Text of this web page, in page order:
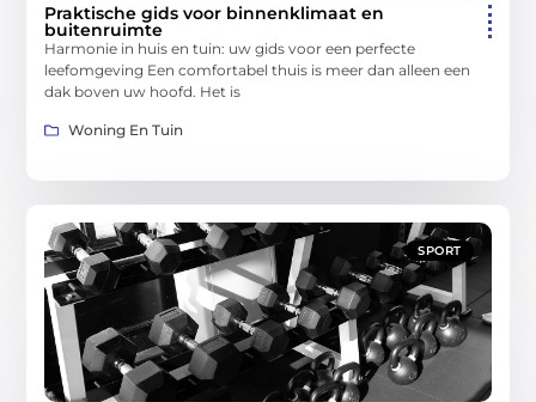
Praktische gids voor binnenklimaat en
buitenruimte
Harmonie in huis en tuin: uw gids voor een perfecte
leefomgeving Een comfortabel thuis is meer dan alleen een
dak boven uw hoofd. Het is
Woning En Tuin
SPORT